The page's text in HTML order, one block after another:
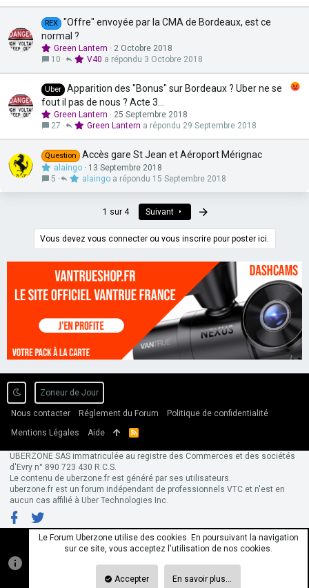
REX
"Offre" envoyée par la CMA de Bordeaux, est ce
normal ?
Green Lantern
2 Octobre 2018
10
3 Octobre 2018
V40
Uber
Apparition des "Bonus" sur Bordeaux ? Uber ne se
fout il pas de nous ? Acte 3...
Green Lantern
25 Septembre 2018
27
29 Septembre 2018
Green Lantern
Question Accès gare St Jean et Aéroport Mérignac
alaingo
13 Septembre 2018
5
15 Septembre 2018
alaingo
1 sur 4 Suivant
Vous devez vous connecter ou vous inscrire pour poster ici.
Zoneur de Jour
Nous contacter Réglement du Forum
Politique de confidentialité
Mentions Légales
Aide
R
S
UBERZONE SAS immatriculée au registre des Commerces et des sociétés
d'Evry n° 890 723 430 R.C.S.
Le contenu de uberzone.fr est généré par ses utilisateurs.
uberzone.fr est un forum indépendant de professionnels VTC et n'est en
aucun cas affilié à Uber Technologies Inc.
Le Forum Uberzone utilise des cookies. En poursuivant la navigation
sur ce site, vous acceptez l'utilisation de nos cookies.
Accepter En savoir plus…